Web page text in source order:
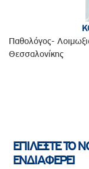
Παθολόγος-
Θεσσαλονίκης
ΕΠΙΛΕΞΤΕ ΤΟ
ΕΝΔΙΑΦΕΡΕΙ